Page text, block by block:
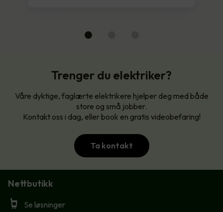
Trenger du elektriker?
Våre dyktige, faglærte elektrikere hjelper deg med både
store og små jobber.
Kontakt oss i dag, eller book en gratis videobefaring!
Ta kontakt
Nettbutikk
Se løsninger